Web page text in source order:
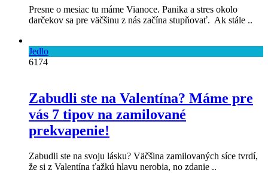
Presne o mesiac tu máme Vianoce. Panika a stres okolo
darčekov sa pre väčšinu z nás začína stupňovať. Ak stále ..
Jedlo
6174
Zabudli ste na Valentína? Máme pre
vás 7 tipov na zamilované
prekvapenie!
Zabudli ste na svoju lásku? Väčšina zamilovaných síce tvrdí,
že si z Valentína ťažkú hlavu nerobia, no zdanie ..